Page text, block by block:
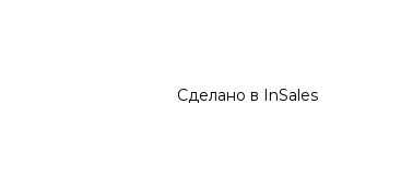
Сделано в InSales